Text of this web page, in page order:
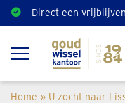
Direct een
Home » U zocht naar